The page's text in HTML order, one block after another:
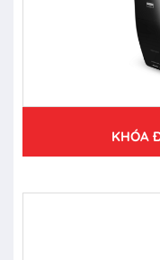
KHÓA